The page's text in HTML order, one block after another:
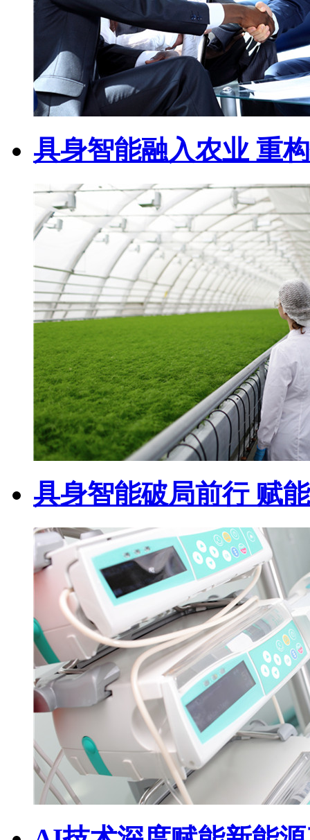
具身智能融入农业 重
具身智能破局前行 赋